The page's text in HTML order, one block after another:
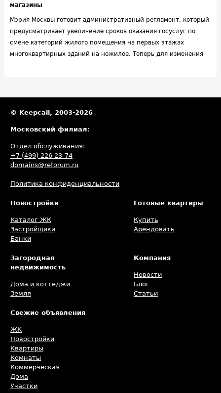
магазины
Мэрия Москвы готовит административный регламент, который
предусматривает увеличение сроков оказания госуслуг по
смене категорий жилого помещения на первых этажах
многоквартирных зданий на нежилое. Теперь для изменения
© Keepcall, 2003-2026
Московский филиал:
Отдел обслуживания:
+7 (499) 226 23-74
domains@reforum.ru
Политика конфиденциальности
Новостройки
Каталог ЖК
Застройщики
Банки
Готовые квартиры
Купить
Арендовать
Загородная
недвижимость
Дома и коттеджи
Земля
Компания
Новости
Блог
Статьи
Свежие объявления
ЖК
Новостройки
Квартиры
Комнаты
Коммерческая
Дома
Участки